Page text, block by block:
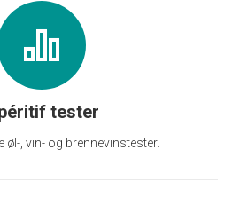
tester
øl-, vin- og brennevinstester.